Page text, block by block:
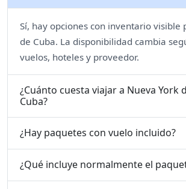
Sí, hay opciones con inventario visible
de Cuba. La disponibilidad cambia
vuelos, hoteles y proveedor.
¿Cuánto cuesta viajar a Nueva York
Cuba?
¿Hay paquetes con vuelo incluido?
¿Qué incluye normalmente el